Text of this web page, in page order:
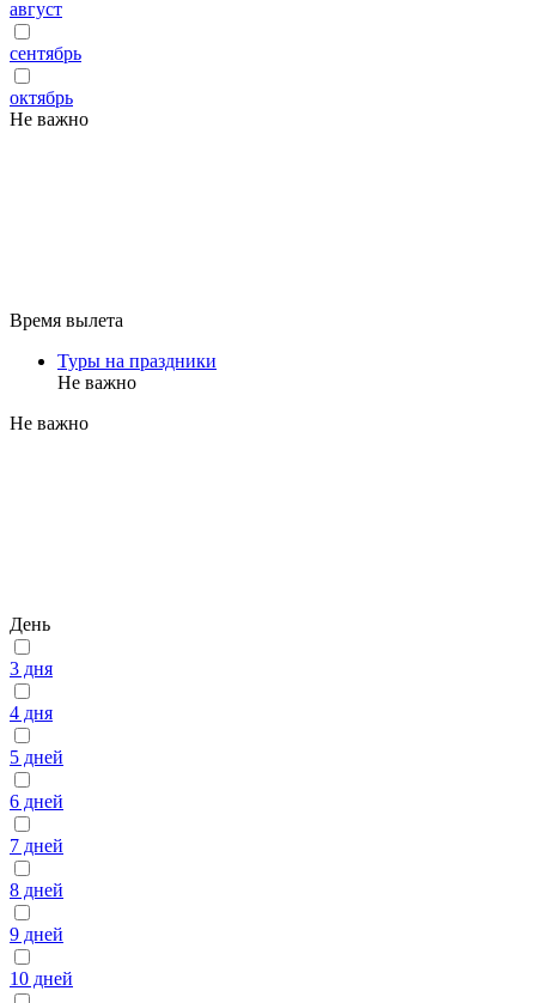
август
сентябрь
октябрь
Не важно
Время вылета
Туры на праздники
Не важно
Не важно
День
3 дня
4 дня
5 дней
6 дней
7 дней
8 дней
9 дней
10 дней